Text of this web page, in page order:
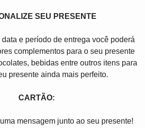
SEU PRESENTE
data e período de entrega você poder
complementos para o seu presente
bebidas entre outros itens para
presente ainda mais perfeito.
CARTÃO:
mensagem junto ao seu presente!